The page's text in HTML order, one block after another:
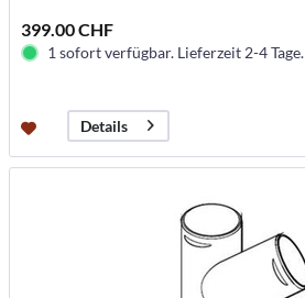
399.00 CHF
1 sofort verfügbar. Lieferzeit 2-4 Tage.
Details